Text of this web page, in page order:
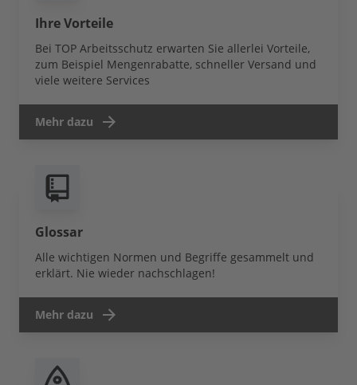
Ihre Vorteile
Bei TOP Arbeitsschutz erwarten Sie allerlei Vorteile,
zum Beispiel Mengenrabatte, schneller Versand und
viele weitere Services
Mehr dazu
Glossar
Alle wichtigen Normen und Begriffe gesammelt und
erklärt. Nie wieder nachschlagen!
Mehr dazu